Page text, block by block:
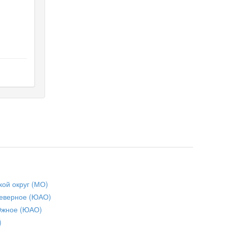
округ (МО)
(ЮАО)
(ЮАО)